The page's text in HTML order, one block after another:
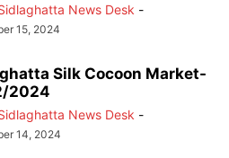
News Desk -
15, 2024
Silk Cocoon Market-
2024
News Desk -
14, 2024